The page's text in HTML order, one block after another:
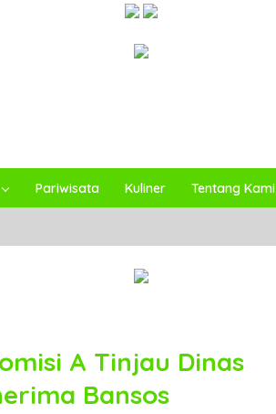
Pariwisata Kuliner Tentang Kami
A Tinjau Dinas
Bansos